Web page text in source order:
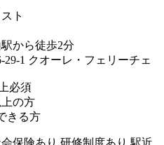
ト
から徒歩2分
1 クオーレ・フェリーチェ
必須
の方
きる方
保険あり 研修制度あり 駅近